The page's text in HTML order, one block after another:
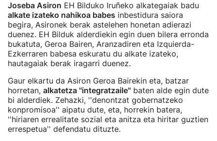
Joseba Asiron EH Bilduko Iruñeko alkategaiak badu
alkate izateko nahikoa babes inbestidura saiora
begira, Asironek berak astelehen honetan adierazi
duenez. EH Bilduk alderdiekin egin duen bilera erronda
bukatuta, Geroa Bairen, Aranzadiren eta Izquierda-
Ezkerraren babesa eskuratu du alkate izateko,
hautagaiak berak iragarri duenez.
Gaur elkartu da Asiron Geroa Bairekin eta, batzar
horretan, alkatetza ''integratzaile'' baten alde egin dute
bi alderdiek. Zehazki, ''denontzat gobernatzeko
konpromisoa'' aipatu dute, eta, horrekin batera,
''hiriaren errealitate sozial eta anitza eta hiritar guztien
errespetua'' defendatu dituzte.